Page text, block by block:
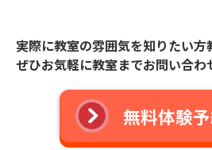
実際に教室の雰囲気を知りたい方
ぜひお気軽に教室までお問い合わ
無料体験